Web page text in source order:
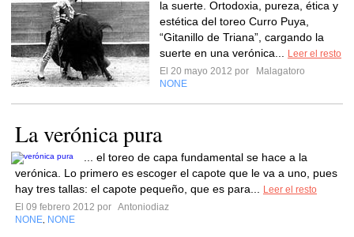
la suerte. Ortodoxia, pureza, ética y
estética del toreo Curro Puya,
“Gitanillo de Triana”, cargando la
suerte en una verónica...
Leer el resto
El 20 mayo 2012 por
Malagatoro
NONE
La verónica pura
... el toreo de capa fundamental se hace a la
verónica. Lo primero es escoger el capote que le va a uno, pues
hay tres tallas: el capote pequeño, que es para...
Leer el resto
El 09 febrero 2012 por Antoniodiaz
NONE NONE